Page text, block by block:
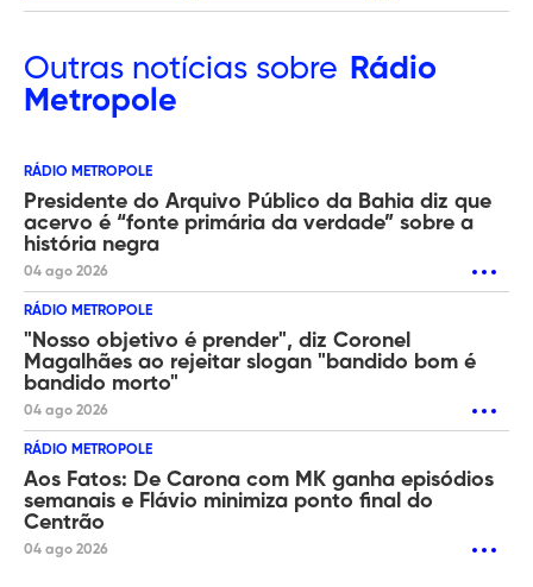
Outras notícias sobre Rádio
Metropole
RÁDIO METROPOLE
Presidente do Arquivo Público da Bahia diz que
acervo é “fonte primária da verdade” sobre a
história negra
04 ago 2026
RÁDIO METROPOLE
"Nosso objetivo é prender", diz Coronel
Magalhães ao rejeitar slogan "bandido bom é
bandido morto"
04 ago 2026
RÁDIO METROPOLE
Aos Fatos: De Carona com MK ganha episódios
semanais e Flávio minimiza ponto final do
Centrão
04 ago 2026